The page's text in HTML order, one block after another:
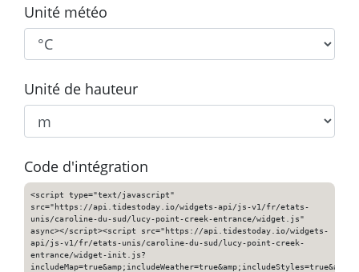
Unité météo
Unité de hauteur
Code d'intégration
<script type="text/javascript"
src="https://api.tidestoday.io/widgets-api/js-v1/fr/etats-
unis/caroline-du-sud/lucy-point-creek-entrance/widget.js"
async></script><script src="https://api.tidestoday.io/widgets-
api/js-v1/fr/etats-unis/caroline-du-sud/lucy-point-creek-
entrance/widget-init.js?